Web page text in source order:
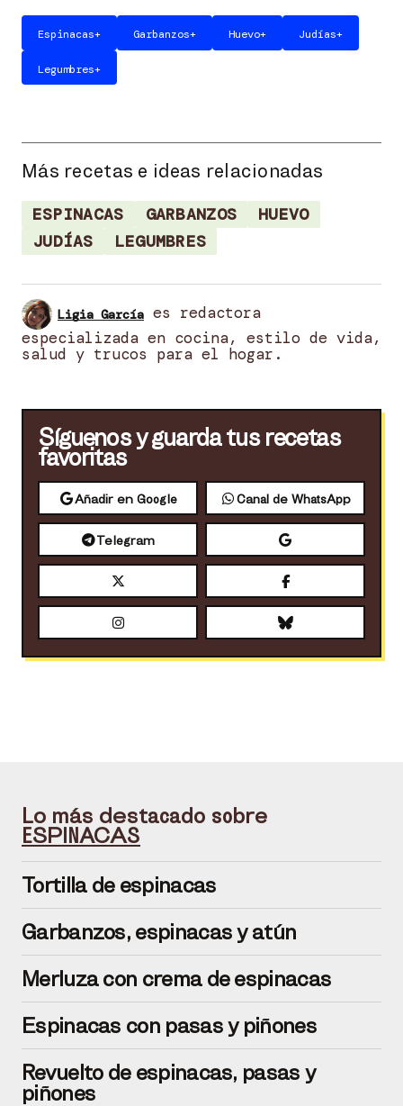
Espinacas+ Garbanzos+ Huevo+ Judías+
Legumbres+
Más recetas e ideas relacionadas
ESPINACAS GARBANZOS
HUEVO
JUDÍAS
LEGUMBRES
Ligia García es redactora
especializada en cocina, estilo de vida,
salud y trucos para el hogar.
Síguenos y guarda tus recetas
favoritas
Añadir en Google Canal de WhatsApp
Telegram
Lo más destacado sobre
ESPINACAS
Tortilla de espinacas
Garbanzos, espinacas y atún
Merluza con crema de espinacas
Espinacas con pasas y piñones
Revuelto de espinacas, pasas y
piñones